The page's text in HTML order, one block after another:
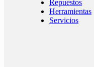
Repuestos
Herramientas
Servicios